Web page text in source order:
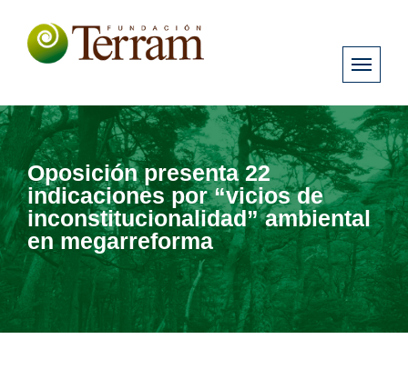
Oposición presenta 22
indicaciones por “vicios de
inconstitucionalidad” ambiental
en megarreforma